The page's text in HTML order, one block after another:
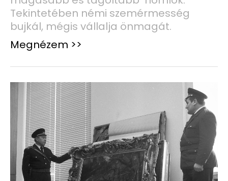
Tekintetében némi szemérmesség
bujkál, mégis vállalja önmagát.
Megnézem >>